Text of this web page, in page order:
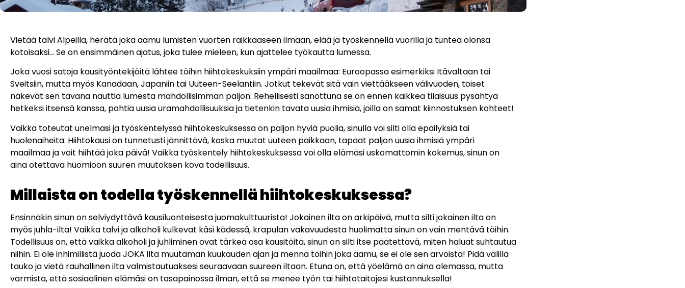
Vietää talvi Alpeilla, herätä joka aamu lumisten vuorten raikkaaseen ilmaan, elää ja työskennellä vuorilla ja tuntea olonsa
kotoisaksi… Se on ensimmäinen ajatus, joka tulee mieleen, kun ajattelee työkautta lumessa.
Joka vuosi satoja kausityöntekijöitä lähtee töihin hiihtokeskuksiin ympäri maailmaa: Euroopassa esimerkiksi Itävaltaan tai
Sveitsiin, mutta myös Kanadaan, Japaniin tai Uuteen-Seelantiin. Jotkut tekevät sitä vain viettääkseen välivuoden, toiset
näkevät sen tavana nauttia lumesta mahdollisimman paljon. Rehellisesti sanottuna se on ennen kaikkea tilaisuus pysähtyä
hetkeksi itsensä kanssa, pohtia uusia uramahdollisuuksia ja tietenkin tavata uusia ihmisiä, joilla on samat kiinnostuksen kohteet!
Vaikka toteutat unelmasi ja työskentelyssä hiihtokeskuksessa on paljon hyviä puolia, sinulla voi silti olla epäilyksiä tai
huolenaiheita. Hiihtokausi on tunnetusti jännittävä, koska muutat uuteen paikkaan, tapaat paljon uusia ihmisiä ympäri
maailmaa ja voit hiihtää joka päivä! Vaikka työskentely hiihtokeskuksessa voi olla elämäsi uskomattomin kokemus, sinun on
aina otettava huomioon suuren muutoksen kova todellisuus.
Millaista on todella työskennellä hiihtokeskuksessa?
Ensinnäkin sinun on selviydyttävä kausiluonteisesta juomakulttuurista! Jokainen ilta on arkipäivä, mutta silti jokainen ilta on
myös juhla-ilta! Vaikka talvi ja alkoholi kulkevat käsi kädessä, krapulan vakavuudesta huolimatta sinun on vain mentävä töihin.
Todellisuus on, että vaikka alkoholi ja juhliminen ovat tärkeä osa kausitöitä, sinun on silti itse päätettävä, miten haluat suhtautua
niihin. Ei ole inhimillistä juoda JOKA ilta muutaman kuukauden ajan ja mennä töihin joka aamu, se ei ole sen arvoista! Pidä välillä
tauko ja vietä rauhallinen ilta valmistautuaksesi seuraavaan suureen iltaan. Etuna on, että yöelämä on aina olemassa, mutta
varmista, että sosiaalinen elämäsi on tasapainossa ilman, että se menee työn tai hiihtotaitojesi kustannuksella!